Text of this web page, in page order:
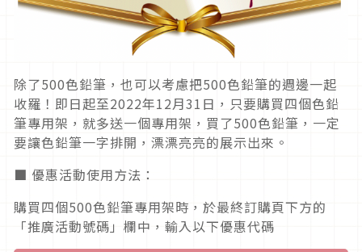
除了500色鉛筆，也可以考慮把500色鉛筆的週邊一起
收羅！即日起至2022年12月31日，只要購買四個色鉛
筆專用架，就多送一個專用架，買了500色鉛筆，一定
要讓色鉛筆一字排開，漂漂亮亮的展示出來。
■ 優惠活動使用方法：
購買四個500色鉛筆專用架時，於最終訂購頁下方的
「推廣活動號碼」欄中，輸入以下優惠代碼